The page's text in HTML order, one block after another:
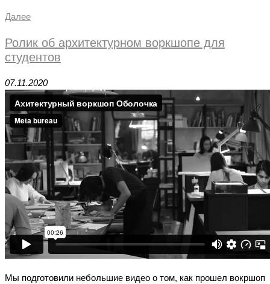
Далее
Ролик об архитектурном воркшопе для
студентов
07.11.2020
Мы подготовили небольшие видео о том, как прошел вокршоп